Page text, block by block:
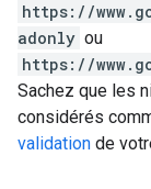
https://
adonly ou
https://
Sachez que les
considérés
validation de